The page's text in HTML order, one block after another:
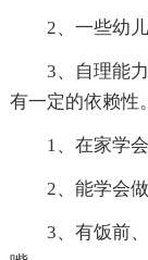
2、一些幼
3、自理能
有一定的依赖性。
1、在家学
2、能学会
3、有饭前